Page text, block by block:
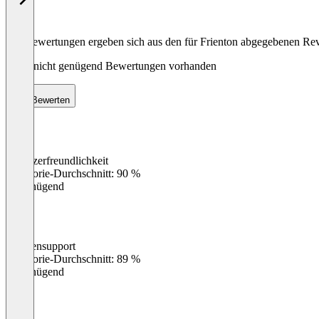
Die Bewertungen ergeben sich aus den für Frienton abgegebenen
Noch nicht genügend Bewertungen vorhanden
Bewerten
Benutzerfreundlichkeit
Kategorie-Durchschnitt: 90 %
Ungenügend
Kundensupport
Kategorie-Durchschnitt: 89 %
Ungenügend